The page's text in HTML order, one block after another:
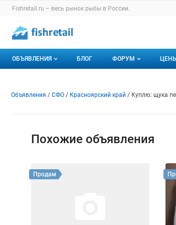
Раздел навигации по сайту
Fishretail.ru – весь рынок рыбы в России.
Авторизация и меню пользователя
Навигация по разделам сайта
ОБЪЯВЛЕНИЯ БЛОГ ФОРУМ
Объявление: Куплю:
Информация о объявлении
Навигация и управление
Объявления СФО Красноярский край Куплю: щука
Похожие объявления
Продам